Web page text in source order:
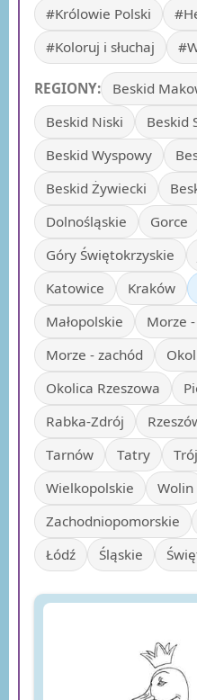
#Królowie Polski
#Koloruj i słuchaj
REGIONY: Beskid
Beskid Niski
Beskid
Beskid Wyspowy
Beskid Żywiecki
Dolnośląskie
Gorce
Góry Świętokrzyskie
Katowice
Kraków
Małopolskie
Morze
Morze - zachód
Okolica Rzeszowa
Rabka-Zdrój
Tarnów
Tatry
Wielkopolskie
Wolin
Zachodniopomorskie
Łódź
Śląskie